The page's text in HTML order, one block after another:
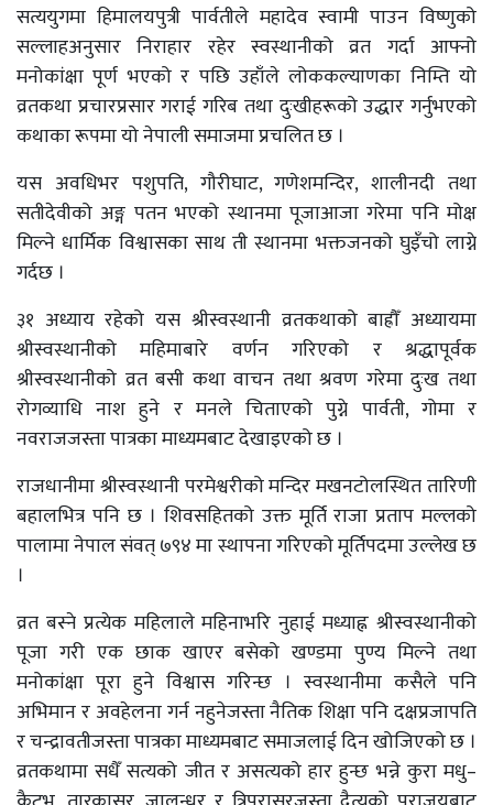
सत्ययुगमा हिमालयपुत्री पार्वतीले महादेव स्वामी पाउन विष्णुको
सल्लाहअनुसार निराहार रहेर स्वस्थानीको व्रत गर्दा आफ्नो
मनोकांक्षा पूर्ण भएको र पछि उहाँले लोककल्याणका निम्ति यो
व्रतकथा प्रचारप्रसार गराई गरिब तथा दुःखीहरूको उद्धार गर्नुभएको
कथाका रूपमा यो नेपाली समाजमा प्रचलित छ ।
यस अवधिभर पशुपति, गौरीघाट, गणेशमन्दिर, शालीनदी तथा
सतीदेवीको अङ्ग पतन भएको स्थानमा पूजाआजा गरेमा पनि मोक्ष
मिल्ने धार्मिक विश्वासका साथ ती स्थानमा भक्तजनको घुइँचो लाग्ने
गर्दछ ।
३१ अध्याय रहेको यस श्रीस्वस्थानी व्रतकथाको बाह्रौँ अध्यायमा
श्रीस्वस्थानीको महिमाबारे वर्णन गरिएको र श्रद्धापूर्वक
श्रीस्वस्थानीको व्रत बसी कथा वाचन तथा श्रवण गरेमा दुःख तथा
रोगव्याधि नाश हुने र मनले चिताएको पुग्ने पार्वती, गोमा र
नवराजजस्ता पात्रका माध्यमबाट देखाइएको छ ।
राजधानीमा श्रीस्वस्थानी परमेश्वरीको मन्दिर मखनटोलस्थित तारिणी
बहालभित्र पनि छ । शिवसहितको उक्त मूर्ति राजा प्रताप मल्लको
पालामा नेपाल संवत् ७९४ मा स्थापना गरिएको मूर्तिपदमा उल्लेख छ
।
व्रत बस्ने प्रत्येक महिलाले महिनाभरि नुहाई मध्याह्न श्रीस्वस्थानीको
पूजा गरी एक छाक खाएर बसेको खण्डमा पुण्य मिल्ने तथा
मनोकांक्षा पूरा हुने विश्वास गरिन्छ । स्वस्थानीमा कसैले पनि
अभिमान र अवहेलना गर्न नहुनेजस्ता नैतिक शिक्षा पनि दक्षप्रजापति
र चन्द्रावतीजस्ता पात्रका माध्यमबाट समाजलाई दिन खोजिएको छ ।
व्रतकथामा सधैँ सत्यको जीत र असत्यको हार हुन्छ भन्ने कुरा मधु–